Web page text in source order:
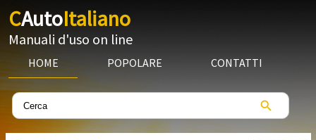
CAutoItaliano
Manuali d'uso on line
HOME POPOLARE CONTATTI